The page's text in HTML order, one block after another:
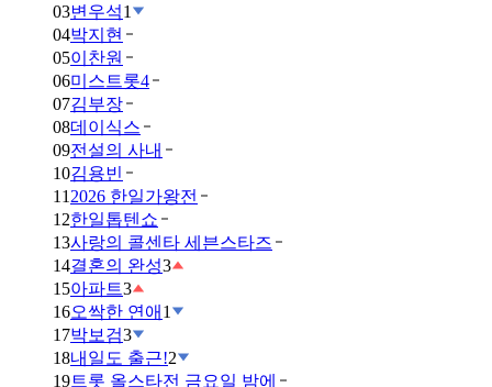
03변우석1
04박지현
05이찬원
06미스트롯4
07김부장
08데이식스
09전설의 사내
10김용빈
11 2026 한일가왕전
12한일톱텐쇼
13사랑의 콜센타 세븐스타즈
14결혼의 완성3
15아파트3
16오싹한 연애 1
17박보검3
18내일도 출근!2
19트롯 올스타전 금요일 밤에